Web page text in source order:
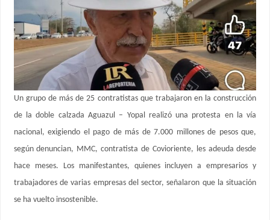
Un grupo de más de 25 contratistas que trabajaron en la construcción
de la doble calzada Aguazul – Yopal realizó una protesta en la vía
nacional, exigiendo el pago de más de 7.000 millones de pesos que,
según denuncian, MMC, contratista de Covioriente, les adeuda desde
hace meses. Los manifestantes, quienes incluyen a empresarios y
trabajadores de varias empresas del sector, señalaron que la situación
se ha vuelto insostenible.